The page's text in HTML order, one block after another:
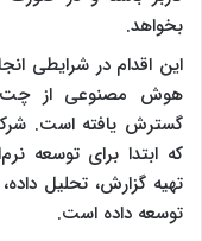
بخواهد.
این اقدام در شرایطی
هوش مصنوعی از
که ابتدا برای توسعه
تهیه گزارش، تحلیل
توسعه داده است.